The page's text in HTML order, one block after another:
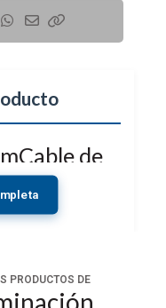
de
con
3,5 mm
PRODUCTOS DE